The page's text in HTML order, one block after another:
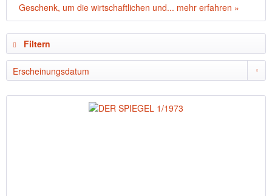
Geschenk, um die wirtschaftlichen und... mehr erfahren »
Filtern